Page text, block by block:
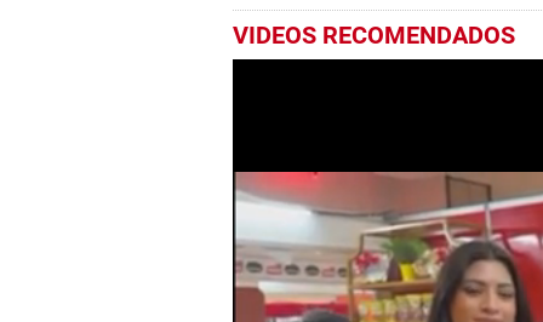
VIDEOS RECOMENDADOS